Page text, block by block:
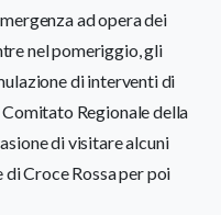
ad opera dei
nel pomeriggio, gli
di interventi di
Regionale della
di visitare alcuni
Croce Rossa per poi